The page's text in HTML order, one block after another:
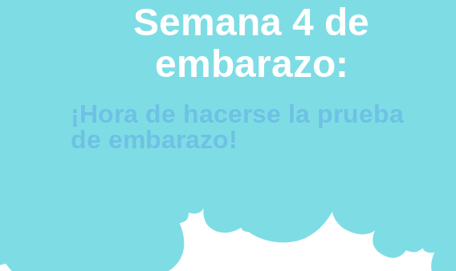
Semana 4 de
embarazo:
¡Hora de hacerse la prueba
de embarazo!